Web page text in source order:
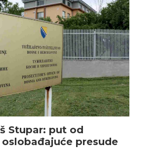
Stupar: put od
presude